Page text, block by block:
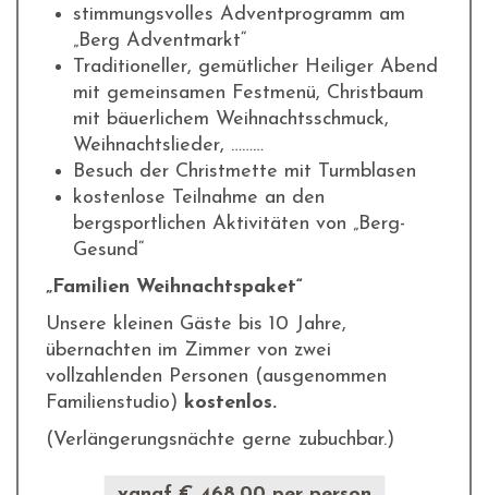
stimmungsvolles Adventprogramm am
„Berg Adventmarkt“
Traditioneller, gemütlicher Heiliger Abend
mit gemeinsamen Festmenü, Christbaum
mit bäuerlichem Weihnachtsschmuck,
Weihnachtslieder, ………
Besuch der Christmette mit Turmblasen
kostenlose Teilnahme an den
bergsportlichen Aktivitäten von „Berg-
Gesund“
„Familien Weihnachtspaket“
Unsere kleinen Gäste bis 10 Jahre,
übernachten im Zimmer von zwei
vollzahlenden Personen (ausgenommen
Familienstudio) kostenlos.
(Verlängerungsnächte gerne zubuchbar.)